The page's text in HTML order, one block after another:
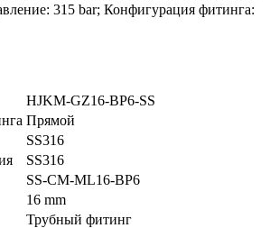
315 bar; Конфигурация фитинга:
HJKM-GZ16-BP6-SS
Прямой
SS316
SS316
SS-CM-ML16-BP6
16 mm
Трубный фитинг